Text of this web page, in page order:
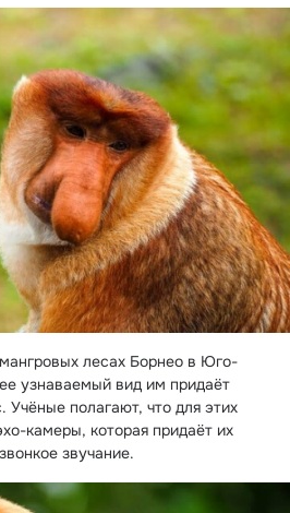
лесах Борнео в Юго-
узнаваемый вид им придаёт
полагают, что для этих
камеры, которая придаёт их
звучание.